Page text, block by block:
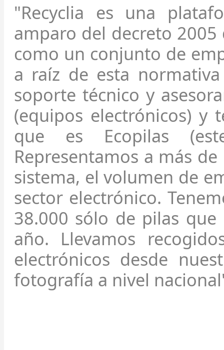
"Recyclia es una
amparo del decreto
como un conjunto de
a raíz de esta
soporte técnico y
(equipos electrónicos) y
que es Ecopilas
Representamos a más
sistema, el volumen de
sector electrónico.
38.000 sólo de pilas
año. Llevamos
electrónicos desde
fotografía a nivel